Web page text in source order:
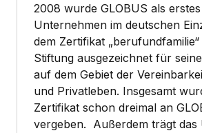
2008 wurde GLOBUS als erstes
Unternehmen im deutschen
dem Zertifikat
Stiftung ausgezeichnet für
auf dem Gebiet der
und Privatleben. Insgesamt
Zertifikat schon dreimal an
vergeben. Außerdem trägt das